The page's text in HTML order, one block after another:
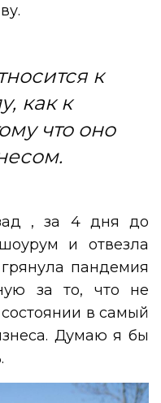
к
как к
что оно
, за 4 дня до
и отвезла
пандемия
за то, что не
в самый
Думаю я бы